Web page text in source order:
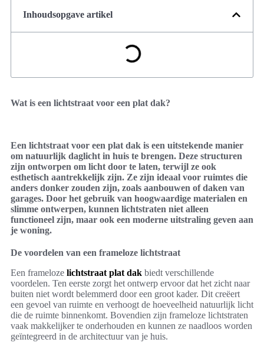
Inhoudsopgave artikel
Wat is een lichtstraat voor een plat dak?
Een lichtstraat voor een plat dak is een uitstekende manier
om natuurlijk daglicht in huis te brengen. Deze structuren
zijn ontworpen om licht door te laten, terwijl ze ook
esthetisch aantrekkelijk zijn. Ze zijn ideaal voor ruimtes die
anders donker zouden zijn, zoals aanbouwen of daken van
garages. Door het gebruik van hoogwaardige materialen en
slimme ontwerpen, kunnen lichtstraten niet alleen
functioneel zijn, maar ook een moderne uitstraling geven aan
je woning.
De voordelen van een frameloze lichtstraat
Een frameloze lichtstraat plat dak biedt verschillende
voordelen. Ten eerste zorgt het ontwerp ervoor dat het zicht naar
buiten niet wordt belemmerd door een groot kader. Dit creëert
een gevoel van ruimte en verhoogt de hoeveelheid natuurlijk licht
die de ruimte binnenkomt. Bovendien zijn frameloze lichtstraten
vaak makkelijker te onderhouden en kunnen ze naadloos worden
geïntegreerd in de architectuur van je huis.